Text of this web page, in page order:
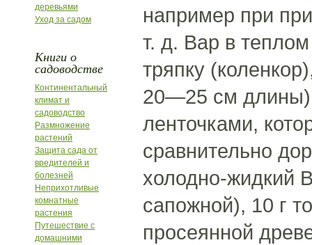
деревьями
Уход за садом
Книги о
садоводстве
Континентальный
климат и
садоводство
Размножение
растений
Защита сада от
вредителей и
болезней
Неприхотливые
комнатные
растения
Путешествие с
домашними
например при
т. д. Вар в
тряпку
20—25 см длины)
ленточками,
сравнительно
холодно-жидкий
сапожной), 10 г
просеянной